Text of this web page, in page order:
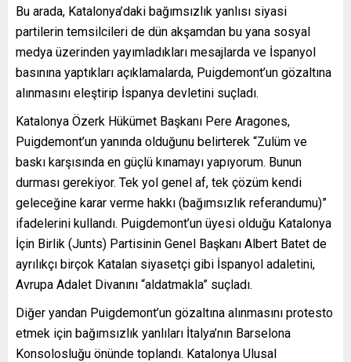
Bu arada, Katalonya’daki bağımsızlık yanlısı siyasi
partilerin temsilcileri de dün akşamdan bu yana sosyal
medya üzerinden yayımladıkları mesajlarda ve İspanyol
basınına yaptıkları açıklamalarda, Puigdemont’un gözaltına
alınmasını eleştirip İspanya devletini suçladı.
Katalonya Özerk Hükümet Başkanı Pere Aragones,
Puigdemont’un yanında olduğunu belirterek “Zulüm ve
baskı karşısında en güçlü kınamayı yapıyorum. Bunun
durması gerekiyor. Tek yol genel af, tek çözüm kendi
geleceğine karar verme hakkı (bağımsızlık referandumu)”
ifadelerini kullandı. Puigdemont’un üyesi olduğu Katalonya
İçin Birlik (Junts) Partisinin Genel Başkanı Albert Batet de
ayrılıkçı birçok Katalan siyasetçi gibi İspanyol adaletini,
Avrupa Adalet Divanını “aldatmakla” suçladı.
Diğer yandan Puigdemont’un gözaltına alınmasını protesto
etmek için bağımsızlık yanlıları İtalya’nın Barselona
Konsolosluğu önünde toplandı. Katalonya Ulusal